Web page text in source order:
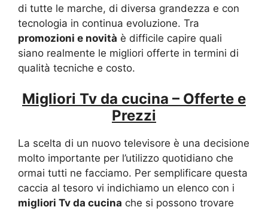
di tutte le marche, di diversa grandezza e con
tecnologia in continua evoluzione. Tra
promozioni e novità è difficile capire quali
siano realmente le migliori offerte in termini di
qualità tecniche e costo.
Migliori Tv da cucina – Offerte e
Prezzi
La scelta di un nuovo televisore è una decisione
molto importante per l’utilizzo quotidiano che
ormai tutti ne facciamo. Per semplificare questa
caccia al tesoro vi indichiamo un elenco con i
migliori Tv da cucina che si possono trovare